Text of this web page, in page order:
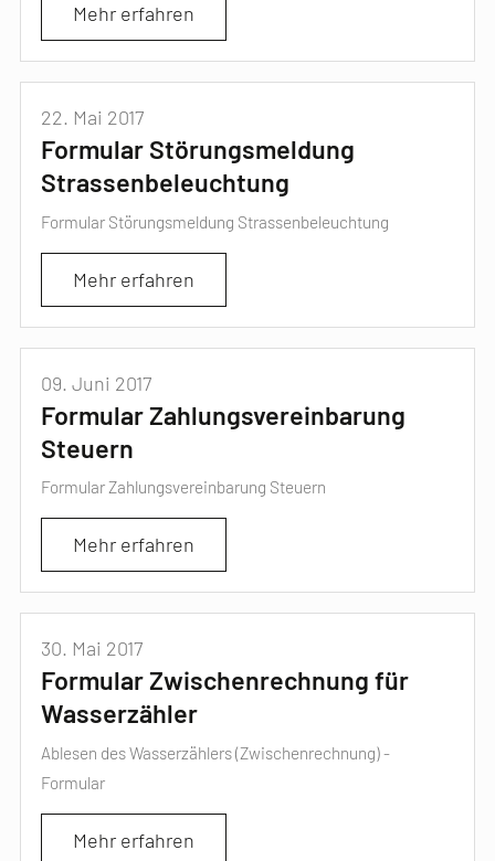
Mehr erfahren
22. Mai 2017
Formular Störungsmeldung
Strassenbeleuchtung
Formular Störungsmeldung Strassenbeleuchtung
Mehr erfahren
09. Juni 2017
Formular Zahlungsvereinbarung
Steuern
Formular Zahlungsvereinbarung Steuern
Mehr erfahren
30. Mai 2017
Formular Zwischenrechnung für
Wasserzähler
Ablesen des Wasserzählers (Zwischenrechnung) -
Formular
Mehr erfahren